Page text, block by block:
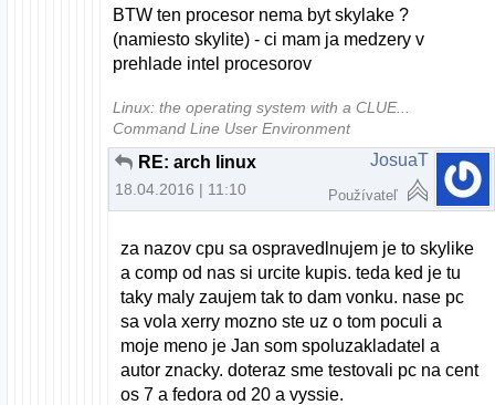
BTW ten procesor nema byt skylake ?
(namiesto skylite) - ci mam ja medzery v
prehlade intel procesorov
Linux: the operating system with a CLUE...
Command Line User Environment
RE: arch linux
18.04.2016 | 11:10
JosuaT
Používateľ
za nazov cpu sa ospravedlnujem je to skylike
a comp od nas si urcite kupis. teda ked je tu
taky maly zaujem tak to dam vonku. nase pc
sa vola xerry mozno ste uz o tom poculi a
moje meno je Jan som spoluzakladatel a
autor znacky. doteraz sme testovali pc na cent
os 7 a fedora od 20 a vyssie.